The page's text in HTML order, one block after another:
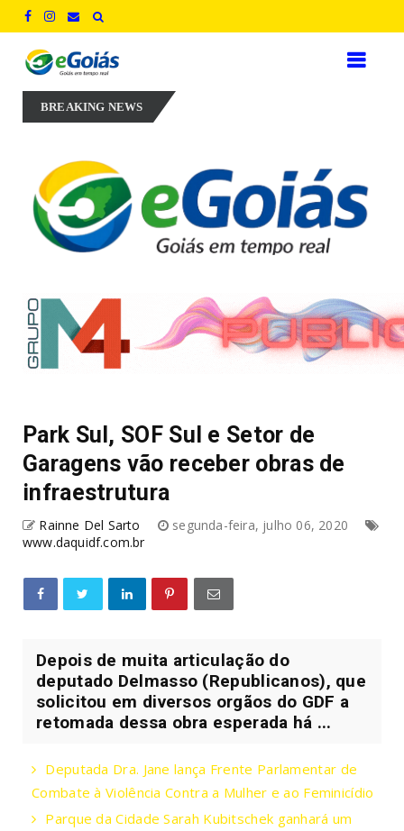
BREAKING NEWS
em experiência, inovação e geração de empregos para defender
Park Sul, SOF Sul e Setor de
Garagens vão receber obras de
infraestrutura
Rainne Del Sarto
segunda-feira, julho 06, 2020
www.daquidf.com.br
Depois de muita articulação do
deputado Delmasso (Republicanos), que
solicitou em diversos orgãos do GDF a
retomada dessa obra esperada há ...
Deputada Dra. Jane lança Frente Parlamentar de
Combate à Violência Contra a Mulher e ao Feminicídio
Parque da Cidade Sarah Kubitschek ganhará um